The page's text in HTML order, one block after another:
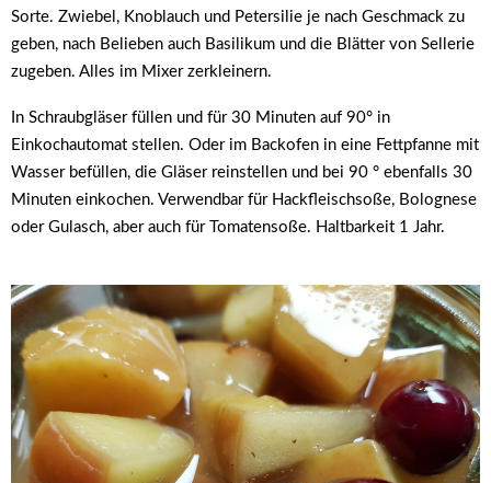
Sorte. Zwiebel, Knoblauch und Petersilie je nach Geschmack zu
geben, nach Belieben auch Basilikum und die Blätter von Sellerie
zugeben. Alles im Mixer zerkleinern.
In Schraubgläser füllen und für 30 Minuten auf 90° in
Einkochautomat stellen. Oder im Backofen in eine Fettpfanne mit
Wasser befüllen, die Gläser reinstellen und bei 90 ° ebenfalls 30
Minuten einkochen. Verwendbar für Hackfleischsoße, Bolognese
oder Gulasch, aber auch für Tomatensoße. Haltbarkeit 1 Jahr.